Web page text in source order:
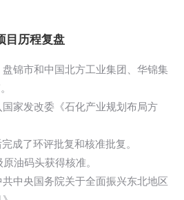
目历程复盘
盘锦市和中国北方工业集团、华锦集
国家发改委《石化产业规划布局方
完成了环评批复和核准批复。
油码头获得核准。
共中央国务院关于全面振兴东北地区